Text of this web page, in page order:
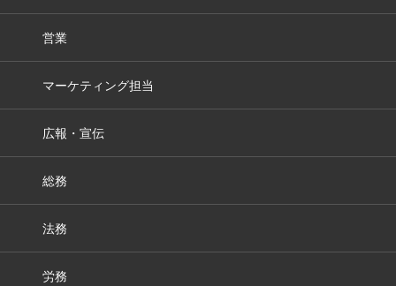
営業
マーケティング担当
広報・宣伝
総務
法務
労務